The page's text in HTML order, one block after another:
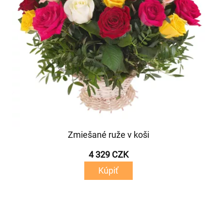
Zmiešané ruže v koši
4 329 CZK
Kúpiť